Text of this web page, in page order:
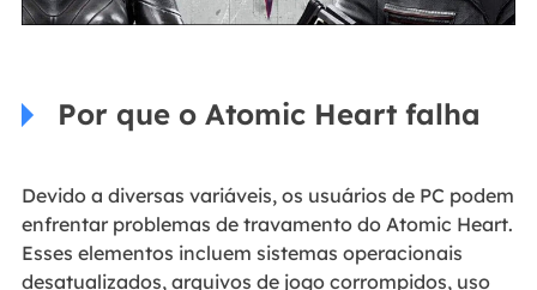
Por que o Atomic Heart falha
Devido a diversas variáveis, os usuários de PC podem
enfrentar problemas de travamento do Atomic Heart.
Esses elementos incluem sistemas operacionais
desatualizados, arquivos de jogo corrompidos, uso